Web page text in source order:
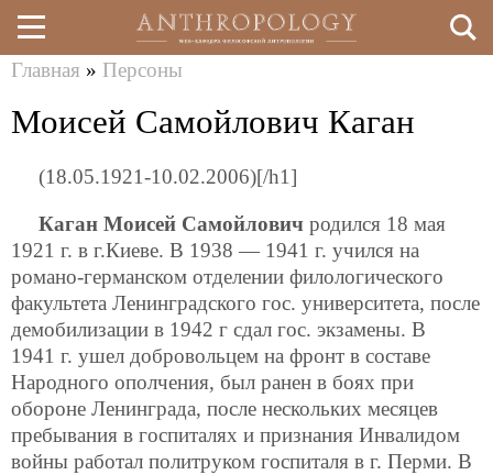
Перейти
к
здесь
Главная » Персоны
Моисей Самойлович Каган
(18.05.1921-10.02.2006)[/h1]
Каган Моисей Самойлович родился 18 мая
1921 г. в г.Киеве. В 1938 — 1941 г. учился на
романо-германском отделении филологического
факультета Ленинградского гос. университета, после
демобилизации в 1942 г сдал гос. экзамены. В
1941 г. ушел добровольцем на фронт в составе
Народного ополчения, был ранен в боях при
обороне Ленинграда, после нескольких месяцев
пребывания в госпиталях и признания Инвалидом
войны работал политруком госпиталя в г. Перми. В